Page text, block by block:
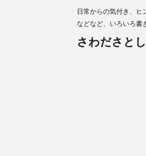
日常からの気付き、ヒ
などなど、いろいろ書
さわださと